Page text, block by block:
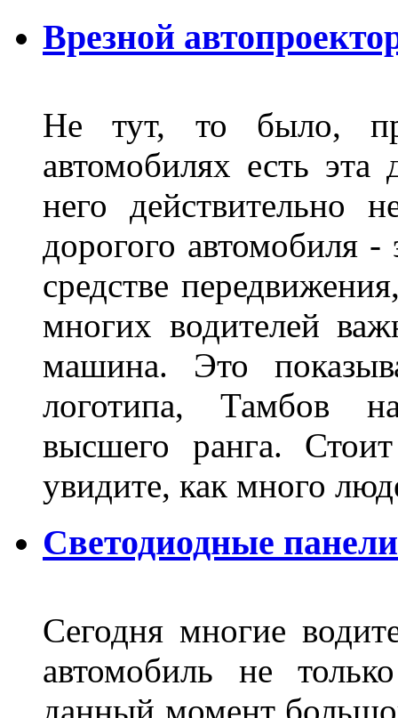
Врезной
Не тут, то было,
автомобилях есть
него действительно
дорогого автомобиля
средстве
многих водителей
машина. Это
логотипа, Тамбов
высшего ранга.
увидите, как много
Светодиодные
Сегодня многие
автомобиль не